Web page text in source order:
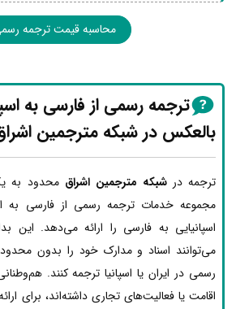
محاسبه قیمت ترجمه
ترجمه رسمی از فارسی به
بالعکس در شبکه مترجمین
ترجمه درشبکه مترجمین اشراق محدود به
مجموعه خدمات ترجمه رسمی از فارسی به
اسپانیایی به فارسی را ارائه می‌دهد. این
می‌توانند اسناد و مدارک خود را بدون
رسمی در ایران یا اسپانیا ترجمه کنند.
اقامت یا فعالیت‌های تجاری داشته‌اند، برای